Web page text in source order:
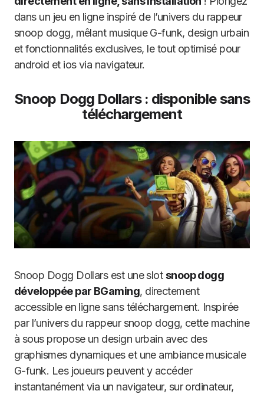
dans un jeu en ligne inspiré de l’univers du rappeur
snoop dogg, mêlant musique G-funk, design urbain
et fonctionnalités exclusives, le tout optimisé pour
android et ios via navigateur.
Snoop Dogg Dollars : disponible sans
téléchargement
Snoop Dogg Dollars est une slot snoop dogg
développée par BGaming, directement
accessible en ligne sans téléchargement. Inspirée
par l’univers du rappeur snoop dogg, cette machine
à sous propose un design urbain avec des
graphismes dynamiques et une ambiance musicale
G-funk. Les joueurs peuvent y accéder
instantanément via un navigateur, sur ordinateur,